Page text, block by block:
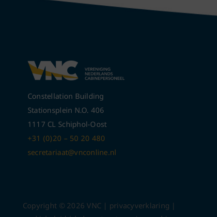
Constellation Building
Stationsplein N.O. 406
1117 CL Schiphol-Oost
+31 (0)20 – 50 20 480
secretariaat@vnconline.nl
Copyright © 2026VNC | privacyverklaring |